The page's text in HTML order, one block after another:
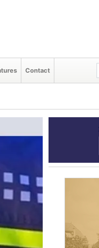
Contact